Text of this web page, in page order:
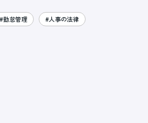
#勤怠管理 #人事の法律